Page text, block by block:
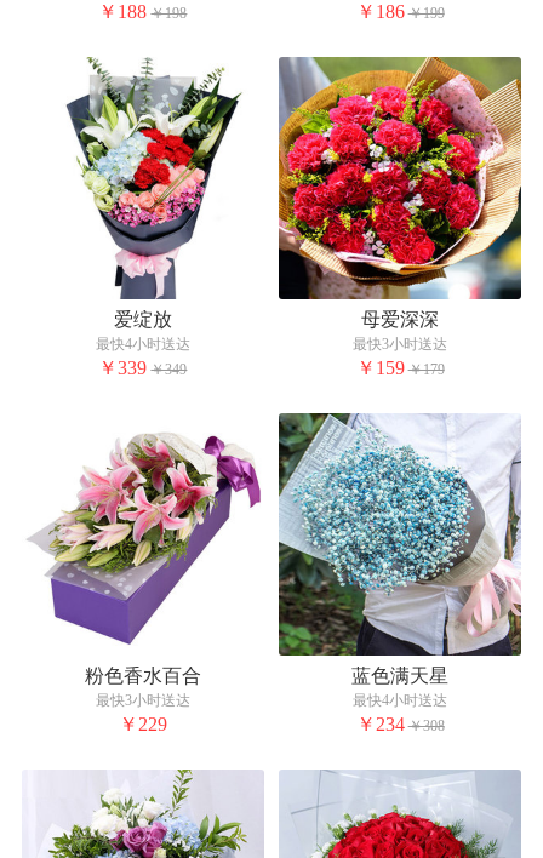
￥188 ￥198 ￥186 ￥199
爱绽放
最快4小时送达
￥339 ￥349
母爱深深
最快3小时送达
￥159 ￥179
粉色香水百合
最快3小时送达
￥229
蓝色满天星
最快4小时送达
￥234 ￥308